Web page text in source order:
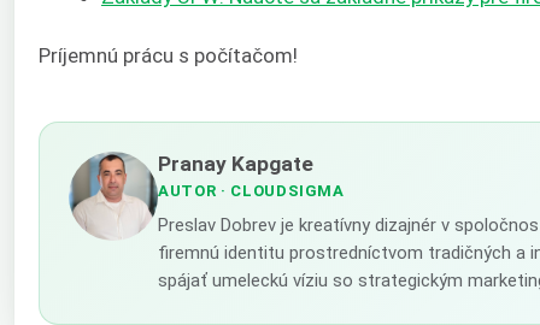
Príjemnú prácu s počítačom!
Pranay Kapgate
AUTOR · CLOUDSIGMA
Preslav Dobrev je kreatívny dizajnér v
firemnú identitu prostredníctvom tradičných a
spájať umeleckú víziu so strategickým